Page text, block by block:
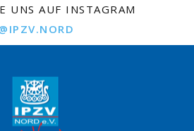
UNS AUF INSTAGRAM